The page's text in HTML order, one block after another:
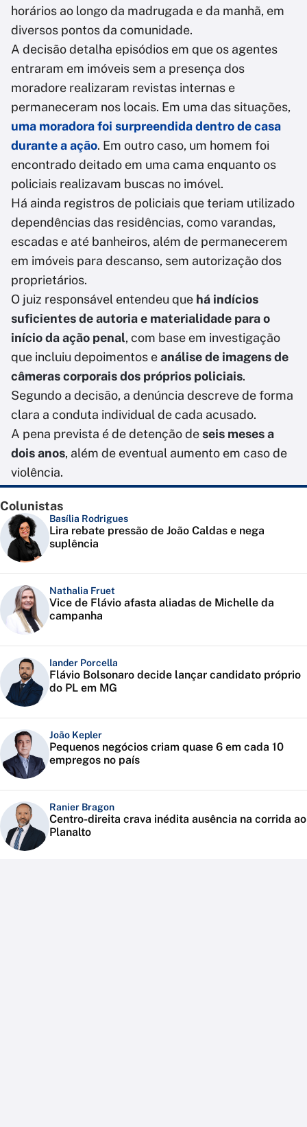
horários ao longo da madrugada e da manhã, em
diversos pontos da comunidade.
A decisão detalha episódios em que os agentes
entraram em imóveis sem a presença dos
moradore realizaram revistas internas e
permaneceram nos locais. Em uma das situações,
uma moradora foi surpreendida dentro de casa
durante a ação. Em outro caso, um homem foi
encontrado deitado em uma cama enquanto os
policiais realizavam buscas no imóvel.
Há ainda registros de policiais que teriam utilizado
dependências das residências, como varandas,
escadas e até banheiros, além de permanecerem
em imóveis para descanso, sem autorização dos
proprietários.
O juiz responsável entendeu que há indícios
suficientes de autoria e materialidade para o
início da ação penal, com base em investigação
que incluiu depoimentos eanálise de imagens de
câmeras corporais dos próprios policiais.
Segundo a decisão, a denúncia descreve de forma
clara a conduta individual de cada acusado.
A pena prevista é de detenção deseis meses a
dois anos, além de eventual aumento em caso de
violência.
Colunistas
Basília Rodrigues
Lira rebate pressão de João Caldas e nega
suplência
Nathalia Fruet
Vice de Flávio afasta aliadas de Michelle da
campanha
Iander Porcella
Flávio Bolsonaro decide lançar candidato próprio
do PL em MG
João Kepler
Pequenos negócios criam quase 6 em cada 10
empregos no país
Ranier Bragon
Centro-direita crava inédita ausência na corrida ao
Planalto